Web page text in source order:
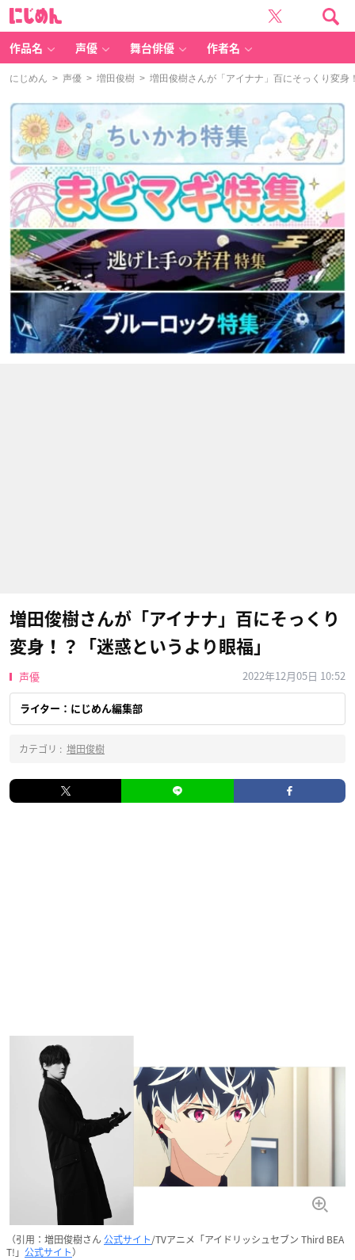
作品名 声優 舞台俳優 作者名
にじめん > 声優 > 増田俊樹 > 増田俊樹さんが「アイナナ」百にそっくり変身
増田俊樹さんが「アイナナ」百にそっくり
変身！？「迷惑というより眼福」
声優 2022年12月05日 10:52
ライター：にじめん編集部
カテゴリ : 増田俊樹
（引用：増田俊樹さん公式サイト/TVアニメ「アイドリッシュセブン Third BEA
T!」 公式サイト）